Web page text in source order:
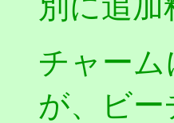
チャー
が、ビ